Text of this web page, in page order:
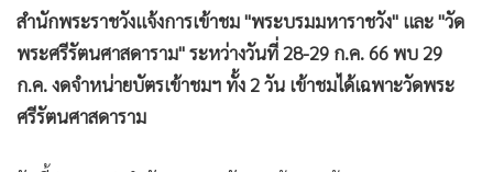
• Celeb Online
• Factcheck
• ญี่ปุ่น
• News1
สำนักพระราชวังแจ้งการเข้าชม "พระบรมมหาราชวัง" และ "วัด
พระศรีรัตนศาสดาราม" ระหว่างวันที่ 28-29 ก.ค. 66 พบ 29
ก.ค. งดจำหน่ายบัตรเข้าชมฯ ทั้ง 2 วัน เข้าชมได้เฉพาะวัดพระ
ศรีรัตนศาสดาราม